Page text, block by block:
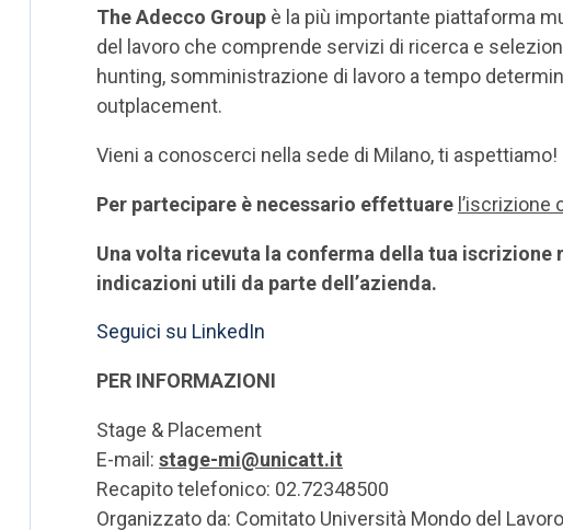
The Adecco Group è la più importante piattaforma
del lavoro che comprende servizi di ricerca e
hunting, somministrazione di lavoro a tempo
outplacement.
Vieni a conoscerci nella sede di Milano, ti
Per partecipare è necessario effettuare l’iscrizione
Una volta ricevuta la conferma della tua iscrizione
indicazioni utili da parte dell’azienda.
Seguici su LinkedIn
PER INFORMAZIONI
Stage & Placement
E-mail: stage-mi@unicatt.it
Recapito telefonico: 02.72348500
Organizzato da: Comitato Università Mondo del Lavoro